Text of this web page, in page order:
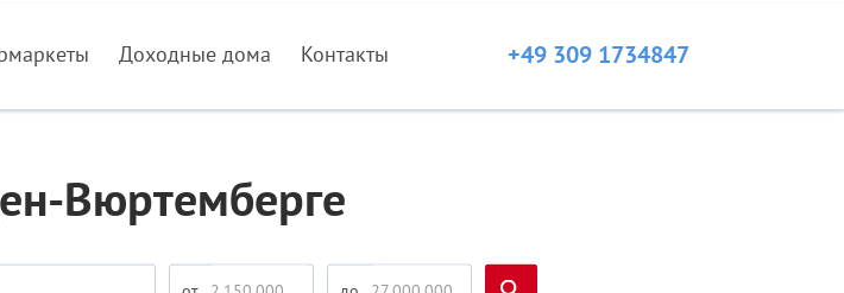
Доходные дома Контакты +49 309 1734847
Вюртемберге